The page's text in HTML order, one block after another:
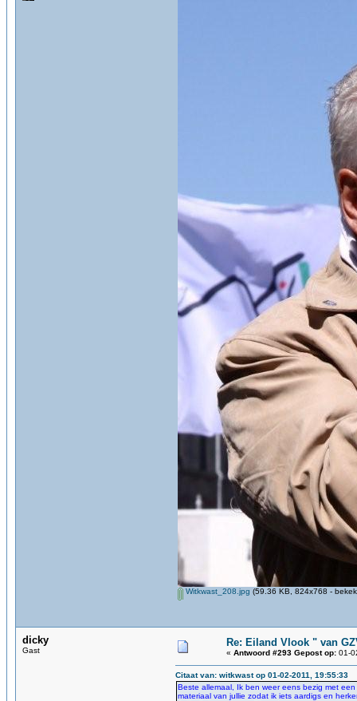
Witkwast_208.jpg (59.36 KB, 824x768 -
dicky
Gast
Re: Eiland Vlook " van
« Antwoord #293 Gepost op: 01-
Citaat van: witkwast op 01-02-2011, 19:55:33
Beste allemaal, Ik ben weer eens bezig met
materiaal van jullie zodat ik iets aardigs en